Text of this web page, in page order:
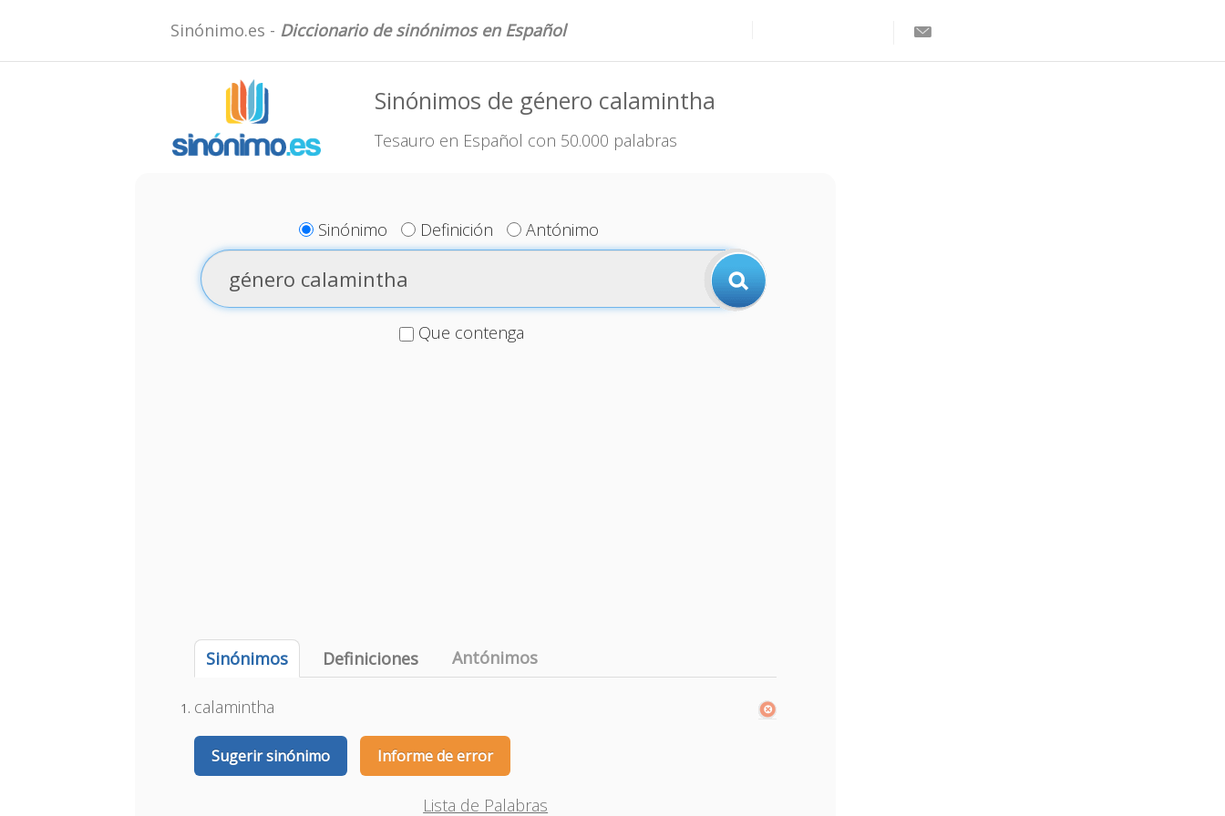
Sinónimo.es - Diccionario de sinónimos en Español
Sinónimos de género calamintha
Tesauro en Español con 50.000 palabras
Sinónimo Definición Antónimo
Que contenga
Sinónimos Definiciones Antónimos
calamintha
Sugerir sinónimo Informe de error
Lista de Palabras